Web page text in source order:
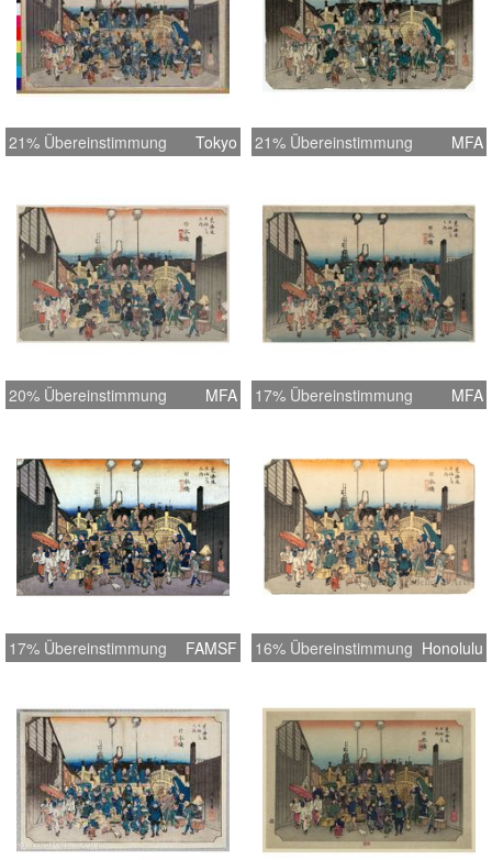
21% Übereinstimmung Tokyo 21% Übereinstimmung MFA
20% Übereinstimmung MFA 17% Übereinstimmung MFA
17% Übereinstimmung FAMSF 16% Übereinstimmung Honolulu